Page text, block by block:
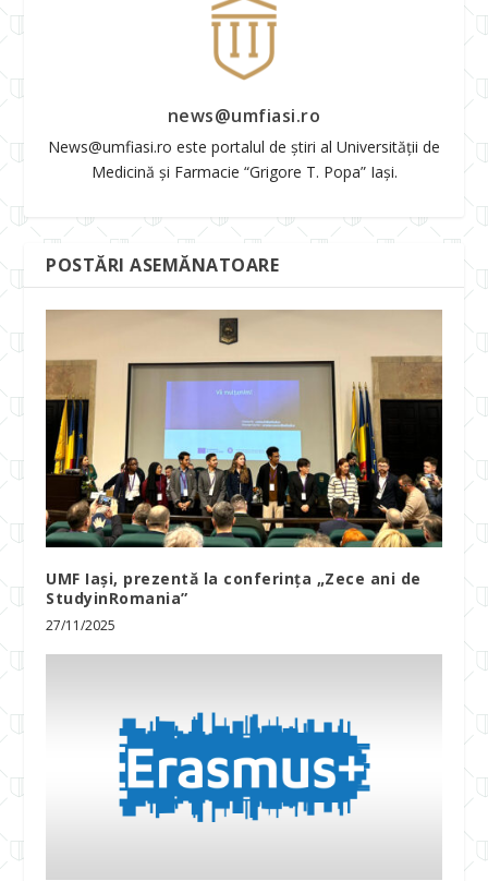
news@umfiasi.ro
News@umfiasi.ro este portalul de știri al Universității de
Medicină și Farmacie “Grigore T. Popa” Iași.
POSTĂRI ASEMĂNATOARE
UMF Iași, prezentă la conferința „Zece ani de
StudyinRomania”
27/11/2025